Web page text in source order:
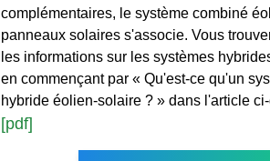
complémentaires, le système combiné
panneaux solaires s'associe. Vous
les informations sur les systèmes
en commençant par « Qu'est-ce qu'un
hybride éolien-solaire ? » dans l'article
[pdf]